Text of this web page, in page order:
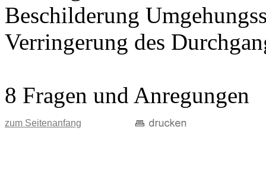
Beschilderung
Verringerung des
8 Fragen und Anregungen
zum Seitenanfang